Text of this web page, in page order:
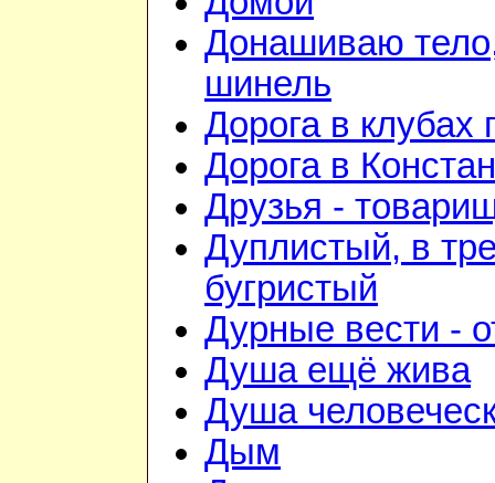
Донашиваю
шинель
Дорога в клубах
Дорога в
Друзья -
Дуплистый, в
бугристый
Дурные вести -
Душа ещё жива
Душа
Дым